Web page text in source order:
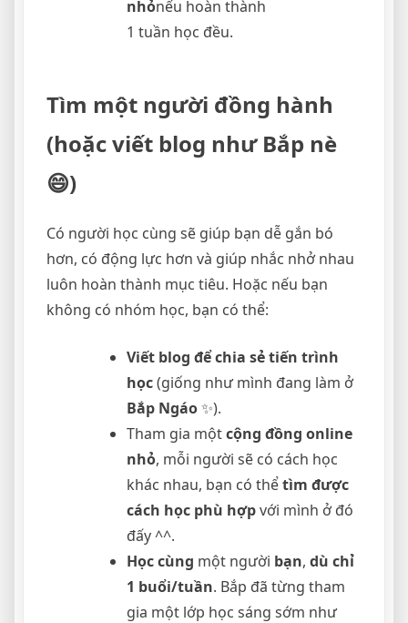
nhỏnếu hoàn thành
1 tuần học đều.
Tìm một người đồng hành
(hoặc viết blog như Bắp nè
😄)
Có người học cùng sẽ giúp bạn dễ gắn bó
hơn, có động lực hơn và giúp nhắc nhở nhau
luôn hoàn thành mục tiêu. Hoặc nếu bạn
không có nhóm học, bạn có thể:
Viết blog để chia sẻ tiến trình
học(giống như mình đang làm ở
Bắp Ngáo✨).
Tham gia mộtcộng đồng online
nhỏ, mỗi người sẽ có cách học
khác nhau, bạn có thểtìm được
cách học phù hợpvới mình ở đó
đấy ^^.
Học cùng một người bạn, dù chỉ
1 buổi/tuần. Bắp đã từng tham
gia một lớp học sáng sớm như